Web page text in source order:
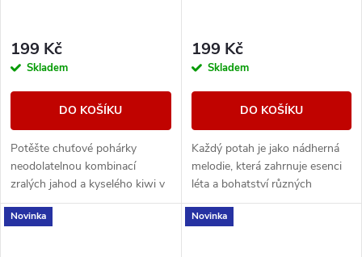
199 Kč
Skladem
DO KOŠÍKU
Potěšte chuťové pohárky
neodolatelnou kombinací
zralých jahod a kyselého kiwi v
jednorázové e-cigaretě SYX
BAR Strawberry Kiwi Fusion.
199 Kč
Skladem
DO KOŠÍKU
Každý potah je jako nádherná
melodie, která zahrnuje esenci
léta a bohatství různých
ovocných chutí.
Novinka Novinka